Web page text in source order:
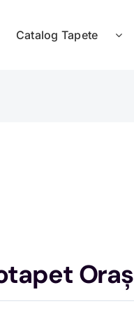
Catalog Tapete
Oraș